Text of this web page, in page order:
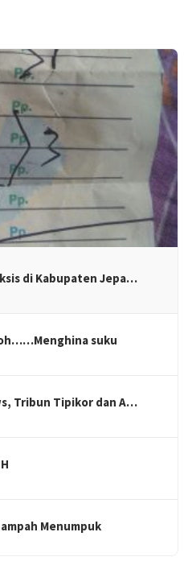
di Kabupaten Jepa…
suku
Tribun Tipikor dan A…
Menumpuk